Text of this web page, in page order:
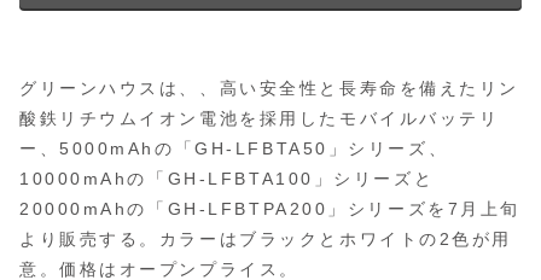
グリーンハウスは、、高い安全性と長寿命を備えたリン
酸鉄リチウムイオン電池を採用したモバイルバッテリ
ー、5000mAhの「GH-LFBTA50」シリーズ、
10000mAhの「GH-LFBTA100」シリーズと
20000mAhの「GH-LFBTPA200」シリーズを7月上旬
より販売する。カラーはブラックとホワイトの2色が用
意。価格はオープンプライス。